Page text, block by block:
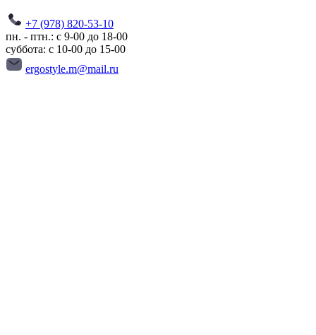
+7 (978) 820-53-10
пн. - птн.: с 9-00 до 18-00
суббота: с 10-00 до 15-00
ergostyle.m@mail.ru